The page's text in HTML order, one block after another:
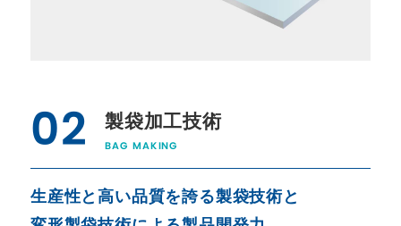
02 製袋加工技術
BAG MAKING
生産性と高い品質を誇る製袋技術と